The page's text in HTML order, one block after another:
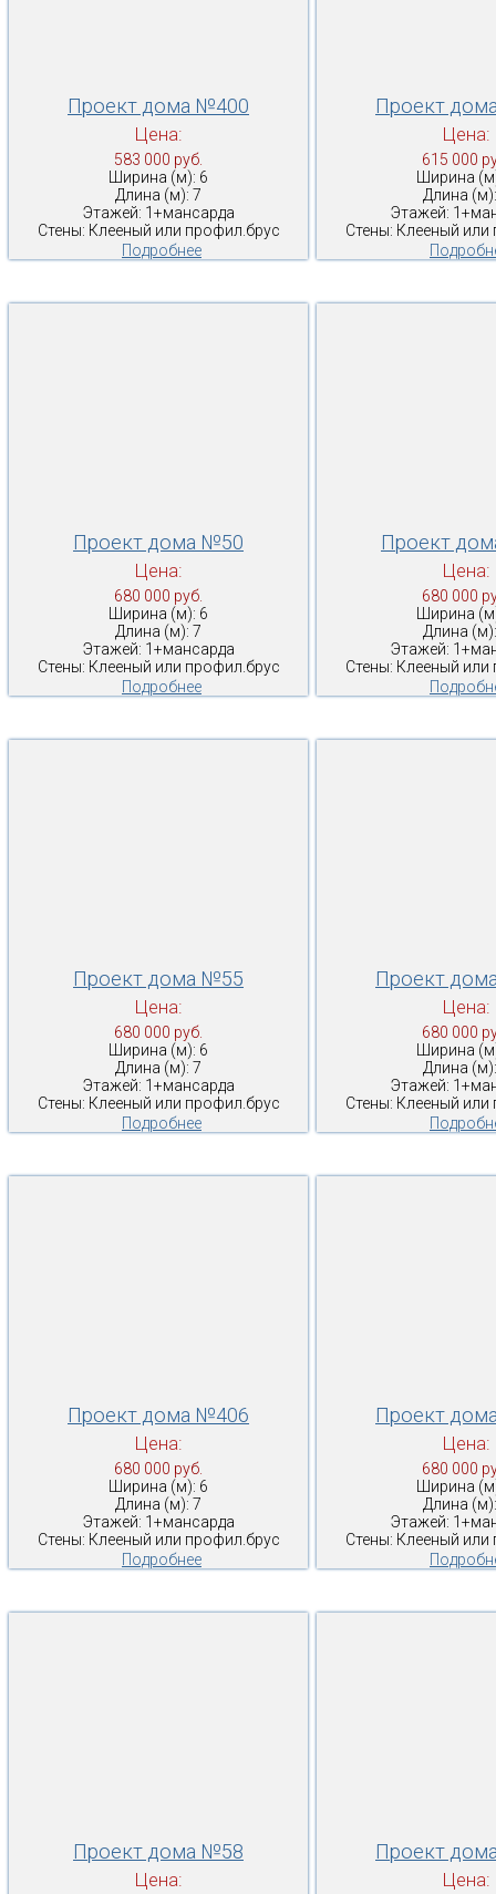
Проект дома №400
Цена:
583 000 руб.
Ширина (м): 6
Длина (м): 7
Этажей: 1+мансарда
Стены: Клееный или профил.брус
Подробнее
Проект
Цена:
615 000
Ширина
Длина
Этажей:
Стены: Клееный или
Проект дома №50
Цена:
680 000 руб.
Ширина (м): 6
Длина (м): 7
Этажей: 1+мансарда
Стены: Клееный или профил.брус
Подробнее
Проект
Цена:
680 000
Ширина
Длина
Этажей:
Стены: Клееный или
Проект дома №55
Цена:
680 000 руб.
Ширина (м): 6
Длина (м): 7
Этажей: 1+мансарда
Стены: Клееный или профил.брус
Подробнее
Проект
Цена:
680 000
Ширина
Длина
Этажей:
Стены: Клееный или
Проект дома №406
Цена:
680 000 руб.
Ширина (м): 6
Длина (м): 7
Этажей: 1+мансарда
Стены: Клееный или профил.брус
Подробнее
Проект
Цена:
680 000
Ширина
Длина
Этажей:
Стены: Клееный или
Проект дома №58
Цена:
Проект
Цена: